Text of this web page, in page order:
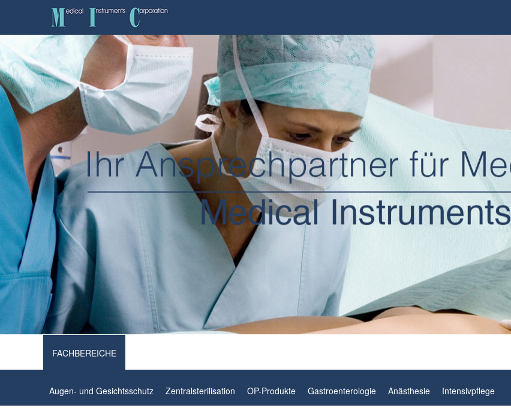
FACHBEREICHE
Augen- und Gesichtsschutz Zentralsterilisation OP-Produkte Gastroenterologie Anästhesie Intensivpflege